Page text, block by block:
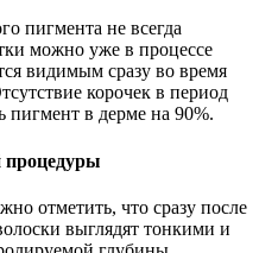
пигмента не всегда
можно уже в процессе
видимым сразу во время
корочек в период
пигмент в дерме на 90%.
отметить, что сразу после
выглядят тонкими и